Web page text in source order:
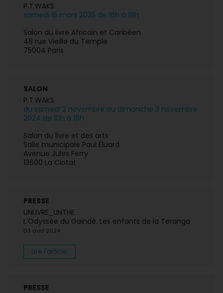
P.T.WAKS
samedi 15 mars 2025 de 16h à 18h
Salon du livre Africain et Caribéen
48 rue Vieille du Temple
75004 Paris
SALON
P.T.WAKS
du samedi 2 novembre au dimanche 3 novembre
2024 de 10h à 18h
Salon du livre et des arts
Salle municipale Paul Éluard
Avenue Jules Ferry
13600 La Ciotat
PRESSE
UNLIVRE_UNTHE
L’Odyssée du Gaïndé. Les enfants de la Teranga
03 avril 2024
Lire l'article
PRESSE